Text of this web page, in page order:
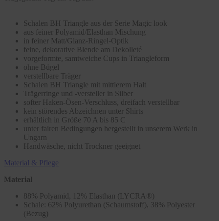
Schalen BH Triangle aus der Serie Magic look
aus feiner Polyamid/Elasthan Mischung
in feiner Matt/Glanz-Ringel-Optik
feine, dekorative Blende am Dekolleté
vorgeformte, samtweiche Cups in Triangleform
ohne Bügel
verstellbare Träger
Schalen BH Triangle mit mittlerem Halt
Trägerringe und -versteller in Silber
softer Haken-Ösen-Verschluss, dreifach verstellbar
kein störendes Abzeichnen unter Shirts
erhältlich in Größe 70 A bis 85 C
unter fairen Bedingungen hergestellt in unserem Werk in
Ungarn
Handwäsche, nicht Trockner geeignet
Material & Pflege
Material
88% Polyamid, 12% Elasthan (LYCRA®)
Schale: 62% Polyurethan (Schaumstoff), 38% Polyester
(Bezug)